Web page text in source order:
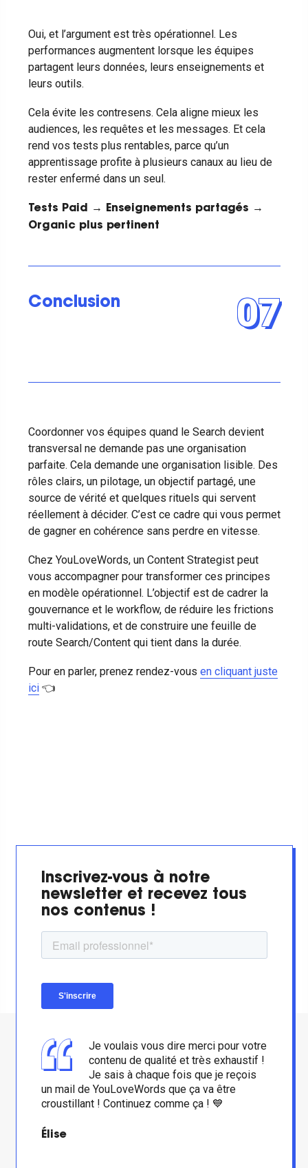
Oui, et l’argument est très opérationnel. Les
performances augmentent lorsque les équipes
partagent leurs données, leurs enseignements et
leurs outils.
Cela évite les contresens. Cela aligne mieux les
audiences, les requêtes et les messages. Et cela
rend vos tests plus rentables, parce qu’un
apprentissage profite à plusieurs canaux au lieu de
rester enfermé dans un seul.
Tests Paid → Enseignements partagés →
Organic plus pertinent
Conclusion 07
Coordonner vos équipes quand le Search devient
transversal ne demande pas une organisation
parfaite. Cela demande une organisation lisible. Des
rôles clairs, un pilotage, un objectif partagé, une
source de vérité et quelques rituels qui servent
réellement à décider. C’est ce cadre qui vous permet
de gagner en cohérence sans perdre en vitesse.
Chez YouLoveWords, un Content Strategist peut
vous accompagner pour transformer ces principes
en modèle opérationnel. L’objectif est de cadrer la
gouvernance et le workflow, de réduire les frictions
multi-validations, et de construire une feuille de
route Search/Content qui tient dans la durée.
Pour en parler, prenez rendez-vous en cliquant juste
ici👈
Inscrivez-vous à notre
newsletter et recevez tous
nos contenus !
Je voulais vous dire merci pour votre
contenu de qualité et très exhaustif !
Je sais à chaque fois que je reçois
un mail de YouLoveWords que ça va être
croustillant ! Continuez comme ça ! 💙
Élise